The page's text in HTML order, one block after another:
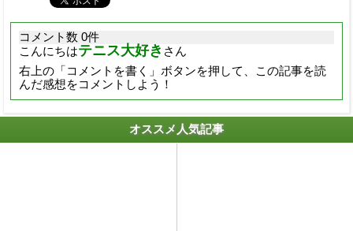
コメント数 0件
こんにちはテニス大好き さん
右上の「コメントを書く」ボタンを押して、この記事を読
んだ感想をコメントしよう！
オススメ人気記事